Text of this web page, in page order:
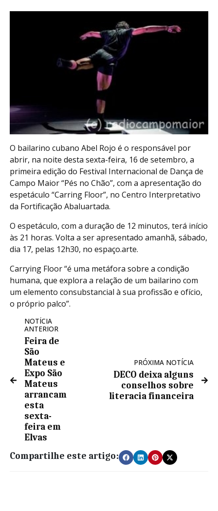
O bailarino cubano Abel Rojo é o responsável por
abrir, na noite desta sexta-feira, 16 de setembro, a
primeira edição do Festival Internacional de Dança de
Campo Maior “Pés no Chão”, com a apresentação do
espetáculo “Carring Floor”, no Centro Interpretativo
da Fortificação Abaluartada.
O espetáculo, com a duração de 12 minutos, terá início
às 21 horas. Volta a ser apresentado amanhã, sábado,
dia 17, pelas 12h30, no espaço.arte.
Carrying Floor “é uma metáfora sobre a condição
humana, que explora a relação de um bailarino com
um elemento consubstancial à sua profissão e ofício,
o próprio palco”.
NOTÍCIA
ANTERIOR
Feira de
São
Mateus e
Expo São
Mateus
arrancam
esta
sexta-
feira em
Elvas
PRÓXIMA NOTÍCIA
DECO deixa alguns
conselhos sobre
literacia financeira
Compartilhe este artigo: